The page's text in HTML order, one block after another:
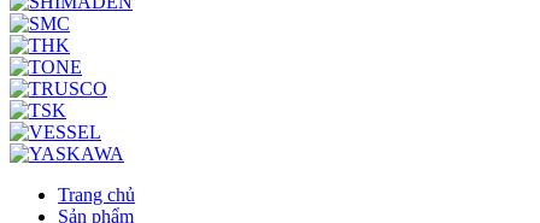
Trang chủ
Sản phẩm